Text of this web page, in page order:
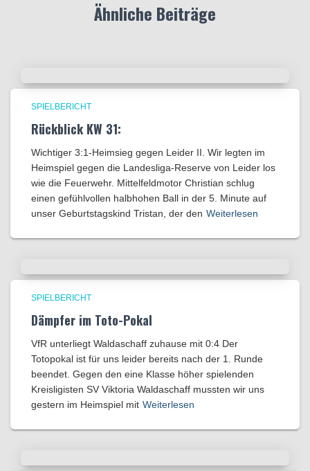
Ähnliche Beiträge
SPIELBERICHT
Rückblick KW 31:
Wichtiger 3:1-Heimsieg gegen Leider II. Wir legten im
Heimspiel gegen die Landesliga-Reserve von Leider los
wie die Feuerwehr. Mittelfeldmotor Christian schlug
einen gefühlvollen halbhohen Ball in der 5. Minute auf
unser Geburtstagskind Tristan, der den Weiterlesen
SPIELBERICHT
Dämpfer im Toto-Pokal
VfR unterliegt Waldaschaff zuhause mit 0:4​ Der
Totopokal ist für uns leider bereits nach der 1. Runde
beendet. Gegen den eine Klasse höher spielenden
Kreisligisten SV Viktoria Waldaschaff mussten wir uns
gestern im Heimspiel mit Weiterlesen